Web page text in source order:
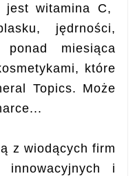
jest witamina C,
jędrności,
miesiąca
które
Topics. Może
z wiodących firm
innowacyjnych i